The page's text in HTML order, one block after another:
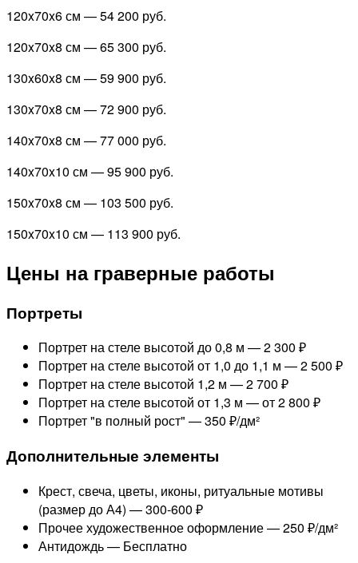
120x70x6 см —54 200 руб.
120x70x8 см —65 300 руб.
130x60x8 см —59 900 руб.
130x70x8 см —72 900 руб.
140x70x8 см —77 000 руб.
140x70x10 см —95 900 руб.
150x70x8 см — 103 500 руб.
150x70x10 см — 113 900 руб.
Цены на граверные работы
Портреты
Портрет на стеле высотой до 0,8 м —2 300 ₽
Портрет на стеле высотой от 1,0 до 1,1 м —2 500 ₽
Портрет на стеле высотой 1,2 м —2 700 ₽
Портрет на стеле высотой от 1,3 м —от 2 800 ₽
Портрет "в полный рост" —350 ₽/дм²
Дополнительные элементы
Крест, свеча, цветы, иконы, ритуальные мотивы
(размер до А4) —300-600 ₽
Прочее художественное оформление —250 ₽/дм²
Антидождь — Бесплатно